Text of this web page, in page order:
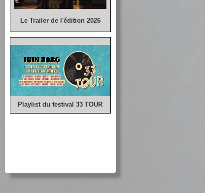
Le Trailer de l'édition 2026
Playlist du festival 33 TOUR